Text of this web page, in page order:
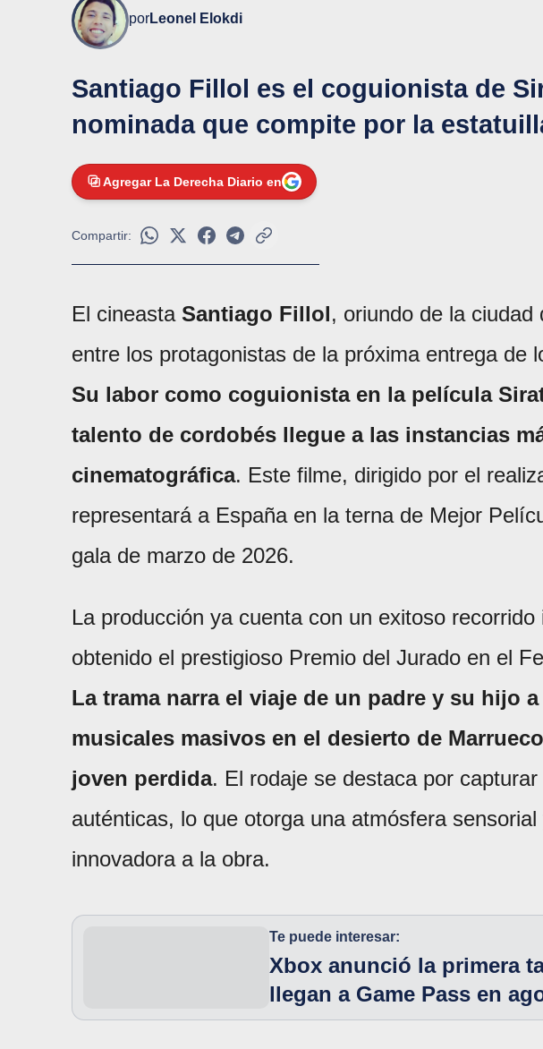
porLeonel Elokdi
Santiago Fillol es el coguionista de
nominada que compite por la
Agregar La Derecha Diario en
Compartir:
El cineasta Santiago Fillol, oriundo de la ciudad
entre los protagonistas de la próxima entrega de
Su labor como coguionista en la película
talento de cordobés llegue a las instancias
cinematográfica. Este filme, dirigido por el
representará a España en la terna de Mejor
gala de marzo de 2026.
La producción ya cuenta con un exitoso
obtenido el prestigioso Premio del Jurado en el
La trama narra el viaje de un padre y su hijo
musicales masivos en el desierto de
joven perdida. El rodaje se destaca por
auténticas, lo que otorga una atmósfera
innovadora a la obra.
Te puede interesar:
Xbox anunció la primera
llegan a Game Pass en